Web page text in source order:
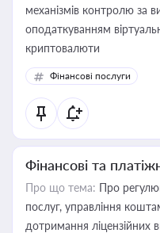
механізмів контролю за
оподаткуванням
криптовалюти
Фінансові послуги
Фінансові та
Про що тема: Про
послуг, управління коштами, приймання платежів та
дотримання ліцензійних